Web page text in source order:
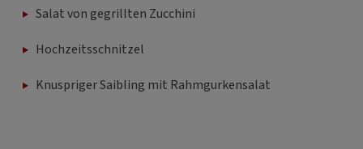
Salat von gegrillten Zucchini
Hochzeitsschnitzel
Knuspriger Saibling mit Rahmgurkensalat